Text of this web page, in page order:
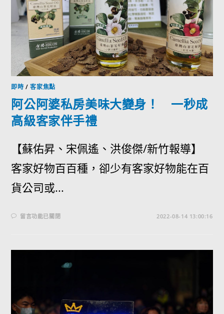
即時 /客家焦點
阿公阿婆私房美味大變身！ 一秒成
高級客家伴手禮
【蘇佑昇、宋佩遙、洪俊傑/新竹報導】
客家好物百百種，卻少有客家好物能在百
貨公司或...
留言功能已關閉 2022-08-14 13:00:16